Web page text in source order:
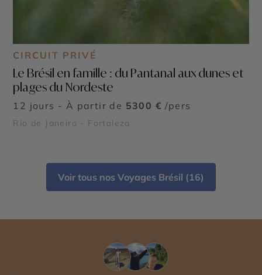
CIRCUIT PRIVÉ
Le Brésil en famille : du Pantanal aux dunes et
plages du Nordeste
12 jours - À partir de 5300 € /pers
Rio de Janeiro - Fortaleza
Voir tous nos Voyages Brésil (16)